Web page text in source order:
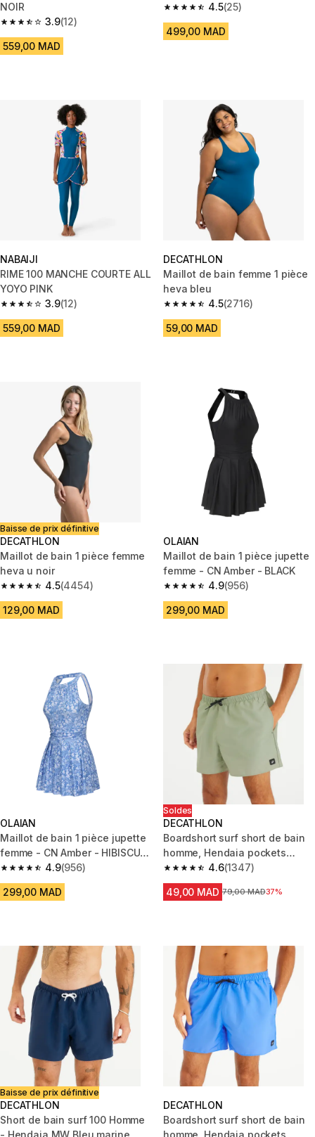
NOIR
3.9
3.9 out of 5 stars from 12 reviews
(12)
559,00 MAD
4.5
4.5 out of 5 stars from 25
(25)
499,00 MAD
NABAIJI
RIME 100 MANCHE COURTE ALL
YOYO PINK
3.9
3.9 out of 5 stars from 12 reviews
(12)
559,00 MAD
DECATHLON
Maillot de bain femme 1 pièce
heva bleu
4.5
4.5 out of 5 stars from 2716
(2716)
59,00 MAD
Baisse de prix définitive
DECATHLON
Maillot de bain 1 pièce femme
heva u noir
4.5
4.5 out of 5 stars from 4454 reviews
(4454)
129,00 MAD
OLAIAN
Maillot de bain 1 pièce jupette
femme - CN Amber - BLACK
4.9
4.9 out of 5 stars from 956
(956)
299,00 MAD
OLAIAN
Maillot de bain 1 pièce jupette
femme - CN Amber - HIBISCUS
BLUE
4.9
4.9 out of 5 stars from 956 reviews
(956)
299,00 MAD
Soldes
DECATHLON
Boardshort surf short de bain
homme, Hendaia pockets
khaki
4.6
4.6 out of 5 stars from 1347
(1347)
49,00 MAD Prix avant la réduction
79,00 MAD37%
Baisse de prix définitive
DECATHLON
Short de bain surf 100 Homme
- Hendaia MW Bleu marine
DECATHLON
Boardshort surf short de bain
homme, Hendaia pockets